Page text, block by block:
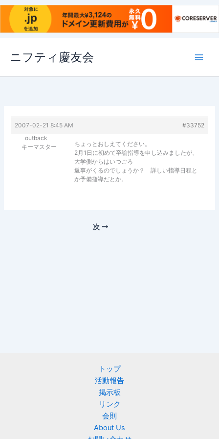
ス
ニフティ慶友会
2007-02-21 8:45 AM
#33752
outback
キーマスター
ちょっとおしえてください。
2月1日に初めて卒論指導を申し込みましたが、
大学側からはいつごろ
返事がくるのでしょうか？ 詳しい指導日程と
か予備指導だとか。
次
トップ
活動報告
掲示板
リンク
会則
About Us